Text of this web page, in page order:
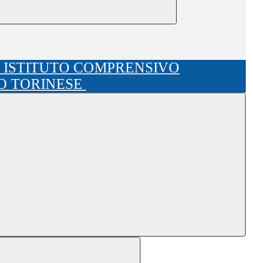
ISTITUTO COMPRENSIVO
TORINESE